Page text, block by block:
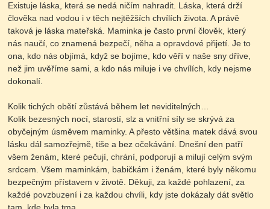
Existuje láska, která se nedá ničím nahradit. Láska, která drží
člověka nad vodou i v těch nejtěžších chvílích života. A právě
taková je láska mateřská. Maminka je často první člověk, který
nás naučí, co znamená bezpečí, něha a opravdové přijetí. Je to
ona, kdo nás objímá, když se bojíme, kdo věří v naše sny dříve,
než jim uvěříme sami, a kdo nás miluje i ve chvílích, kdy nejsme
dokonalí.
Kolik tichých obětí zůstává během let neviditelných…
Kolik bezesných nocí, starostí, slz a vnitřní síly se skrývá za
obyčejným úsměvem maminky. A přesto většina matek dává svou
lásku dál samozřejmě, tiše a bez očekávání. Dnešní den patří
všem ženám, které pečují, chrání, podporují a milují celým svým
srdcem. Všem maminkám, babičkám i ženám, které byly někomu
bezpečným přístavem v životě. Děkuji, za každé pohlazení, za
každé povzbuzení i za každou chvíli, kdy jste dokázaly dát světlo